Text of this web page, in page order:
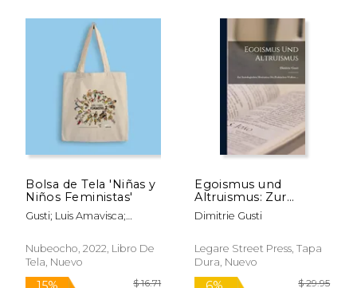
dcto. $ 23.62 dcto.
Bolsa de Tela 'Niñas y
Niños Feministas'
Gusti; Luis Amavisca;
Nubeocho, 2022, Libro De
Tela, Nuevo
Egoismus und
Altruismus: Zur
Soziologischen
Motivation des
(en Alemán)
Dimitrie Gusti
Legare Street Press, Tapa
Dura, Nuevo